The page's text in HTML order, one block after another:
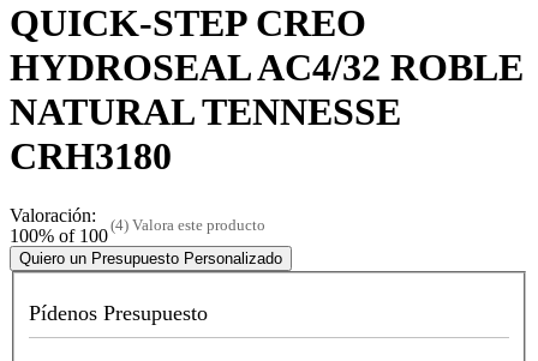
QUICK-STEP CREO
HYDROSEAL AC4/32 ROBLE
NATURAL TENNESSE
CRH3180
Valoración:
100% of 100
(4) Valora este producto
Quiero un Presupuesto Personalizado
Pídenos Presupuesto